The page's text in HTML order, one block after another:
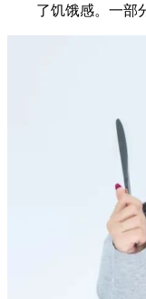
了饥饿感。一部